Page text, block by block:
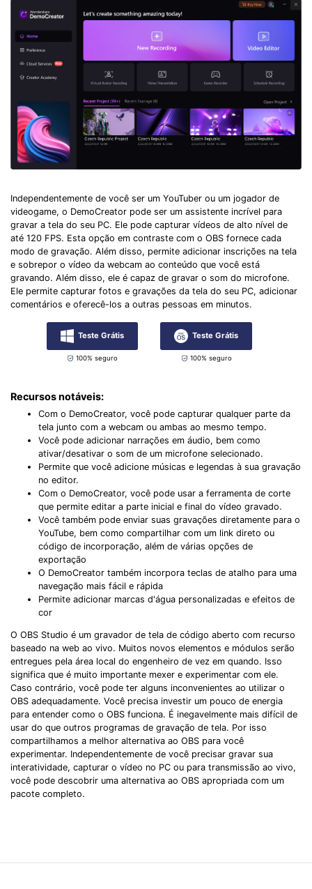
Independentemente de você ser um YouTuber ou um jogador de
videogame, o DemoCreator pode ser um assistente incrível para
gravar a tela do seu PC. Ele pode capturar vídeos de alto nível de
até 120 FPS. Esta opção em contraste com o OBS fornece cada
modo de gravação. Além disso, permite adicionar inscrições na tela
e sobrepor o vídeo da webcam ao conteúdo que você está
gravando. Além disso, ele é capaz de gravar o som do microfone.
Ele permite capturar fotos e gravações da tela do seu PC, adicionar
comentários e oferecê-los a outras pessoas em minutos.
Teste Grátis
100% seguro
Teste Grátis
100% seguro
Recursos notáveis:
Com o DemoCreator, você pode capturar qualquer parte da
tela junto com a webcam ou ambas ao mesmo tempo.
Você pode adicionar narrações em áudio, bem como
ativar/desativar o som de um microfone selecionado.
Permite que você adicione músicas e legendas à sua gravação
no editor.
Com o DemoCreator, você pode usar a ferramenta de corte
que permite editar a parte inicial e final do vídeo gravado.
Você também pode enviar suas gravações diretamente para o
YouTube, bem como compartilhar com um link direto ou
código de incorporação, além de várias opções de
exportação
O DemoCreator também incorpora teclas de atalho para uma
navegação mais fácil e rápida
Permite adicionar marcas d'água personalizadas e efeitos de
cor
O OBS Studio é um gravador de tela de código aberto com recurso
baseado na web ao vivo. Muitos novos elementos e módulos serão
entregues pela área local do engenheiro de vez em quando. Isso
significa que é muito importante mexer e experimentar com ele.
Caso contrário, você pode ter alguns inconvenientes ao utilizar o
OBS adequadamente. Você precisa investir um pouco de energia
para entender como o OBS funciona. É inegavelmente mais difícil de
usar do que outros programas de gravação de tela. Por isso
compartilhamos a melhor alternativa ao OBS para você
experimentar. Independentemente de você precisar gravar sua
interatividade, capturar o vídeo no PC ou para transmissão ao vivo,
você pode descobrir uma alternativa ao OBS apropriada com um
pacote completo.